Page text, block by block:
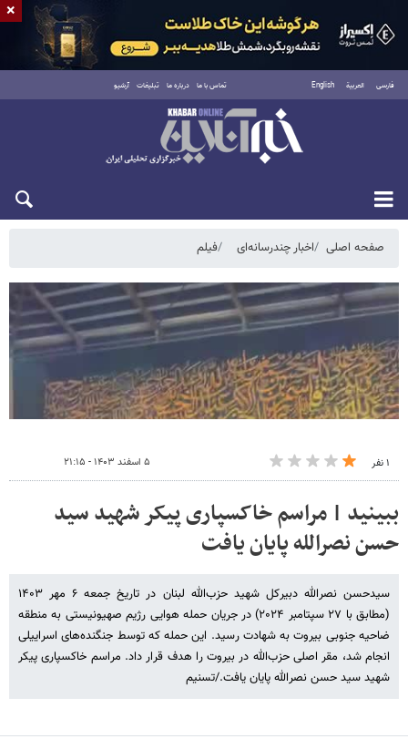
فارسی العربية English تماس با ما درباره ما تبلیغات آرشیو
یکشنبه ۱۸ مرداد ۱۴۰۵
صفحه اصلی اخبار چندرسانه‌ای فیلم
۱ نفر ۵ اسفند ۱۴۰۳ - ۲۱:۱۵
ببینید | مراسم خاکسپاری پیکر شهید سید
حسن نصرالله پایان یافت
سیدحسن نصرالله دبیرکل شهید حزب‌الله لبنان در تاریخ جمعه ۶ مهر ۱۴۰۳
(مطابق با ۲۷ سپتامبر ۲۰۲۴) در جریان حمله هوایی رژیم صهیونیستی به منطقه
ضاحیه جنوبی بیروت به شهادت رسید. این حمله که توسط جنگنده‌های اسراییلی
انجام شد، مقر اصلی حزب‌الله در بیروت را هدف قرار داد. مراسم خاکسپاری پیکر
شهید سید حسن نصرالله پایان یافت./تسنیم
×